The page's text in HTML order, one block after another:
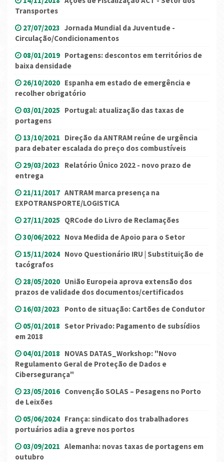
Transportes
27/07/2023 Jornada Mundial da Juventude -
Circulação/Condicionamentos
08/01/2019 Portagens: descontos em territórios de
baixa densidade
26/10/2020 Espanha em estado de emergência e
recolher obrigatório
03/01/2025 Portugal: atualização das taxas de
portagens
13/10/2021 Direção da ANTRAM reúne de urgência
para debater escalada do preço dos combustíveis
29/03/2023 Relatório Único 2022 - novo prazo de
entrega
21/11/2017 ANTRAM marca presença na
EXPOTRANSPORTE/LOGISTICA
27/11/2025 QRCode do Livro de Reclamações
30/06/2022 Nova Medida de Apoio para o Setor
15/11/2024 Novo Questionário IRU | Substituição de
tacógrafos
28/05/2020 União Europeia aprova extensão dos
prazos de validade dos documentos/certificados
16/03/2023 Ponto de situação: Cartões de Condutor
05/01/2018 Setor Privado: Pagamento de subsídios
em 2018
04/01/2018 NOVAS DATAS_Workshop: "Novo
Regulamento Geral de Proteção de Dados e
Cibersegurança"
23/05/2016 Convenção SOLAS – Pesagens no Porto
de Leixões
05/06/2024 França: sindicato dos trabalhadores
portuários adia a greve nos portos
03/09/2021 Alemanha: novas taxas de portagens em
outubro